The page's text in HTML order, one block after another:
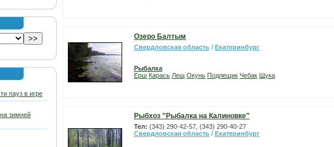
пауз в игре
зимней
Озеро Балтым
Свердловская область / Екатеринбург
Рыбалка
Ерш Карась Лещ Окунь Подлещик Чебак Щука
Рыбхоз "Рыбалка на Калиновке"
Тел: (343) 290-42-57, (343) 290-40-27
Свердловская область / Екатеринбург